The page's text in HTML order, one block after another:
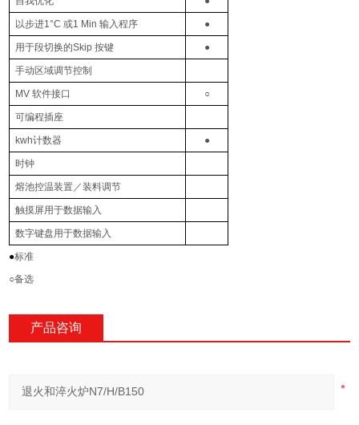
以步进1°C或1 Min输入程序 ●
用于段切换的Skip按键 ●
手动区域调节控制
MV软件接口 ○
可编程插座
kwh计数器 ●
时钟
熔池控温装置／装料调节
触摸屏用于数据输入
数字键盘用于数据输入
●标准
○备选
产品咨询